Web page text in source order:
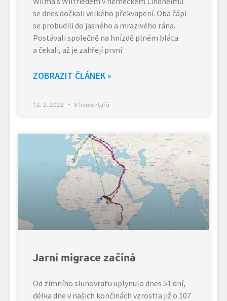
se dnes dočkali velkého překvapení. Oba čápi
se probudili do jasného a mrazivého rána.
Postávali společně na hnízdě plném bláta
a čekali, až je zahřejí první
ZOBRAZIT ČLÁNEK »
12. 2. 2022 8 komentářů
Jarní migrace začíná
Od zimního slunovratu uplynulo dnes 51 dní,
délka dne v našich končinách vzrostla již o 107